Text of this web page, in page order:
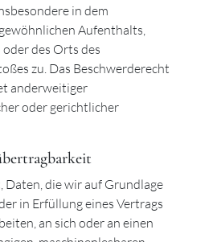
in dem
Aufenthalts,
des Orts des
zu. Das Beschwerderecht
anderweitiger
oder gerichtlicher
Daten, die wir auf Grundlage
in Erfüllung eines Vertrags
an sich oder an einen